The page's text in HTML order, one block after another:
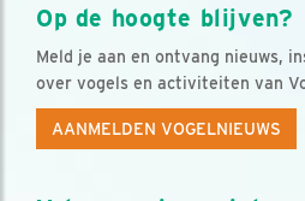
Op de hoogte blijven?
Meld je aan en ontvang nieuws,
over vogels en activiteiten van
AANMELDEN VOGELNIEUWS